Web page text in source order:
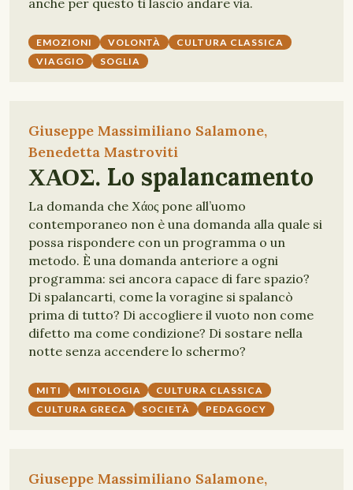
anche per questo ti lascio andare via.
EMOZIONI VOLONTÀ
CULTURA CLASSICA
VIAGGIO
SOGLIA
Giuseppe Massimiliano Salamone,
Benedetta Mastroviti
ΧΑΟΣ. Lo spalancamento
La domanda che Χάος pone all’uomo
contemporaneo non è una domanda alla quale si
possa rispondere con un programma o un
metodo. È una domanda anteriore a ogni
programma: sei ancora capace di fare spazio?
Di spalancarti, come la voragine si spalancò
prima di tutto? Di accogliere il vuoto non come
difetto ma come condizione? Di sostare nella
notte senza accendere lo schermo?
MITI MITOLOGIA
CULTURA CLASSICA
CULTURA GRECA
SOCIETÀ PEDAGOCY
Giuseppe Massimiliano Salamone,